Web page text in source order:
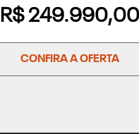
R$ 249.990,00
CONFIRA A OFERTA